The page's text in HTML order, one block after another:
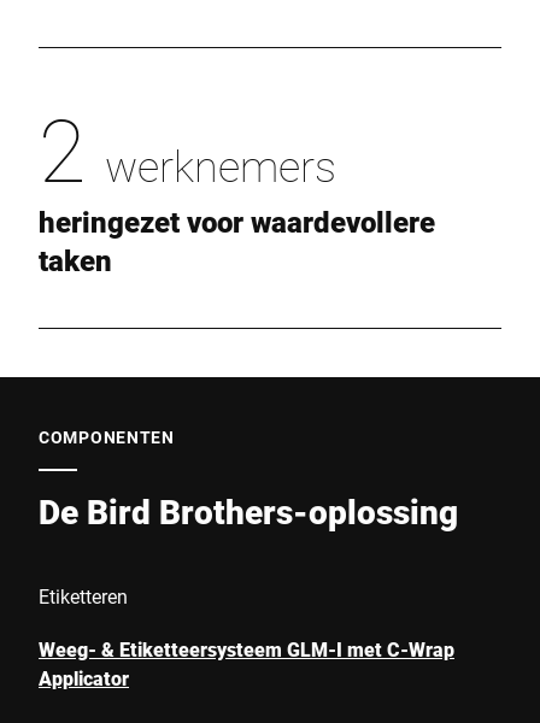
2 werknemers
heringezet voor waardevollere
taken
COMPONENTEN
De Bird Brothers-oplossing
Etiketteren
Weeg- & Etiketteersysteem GLM-I met C-Wrap
Applicator